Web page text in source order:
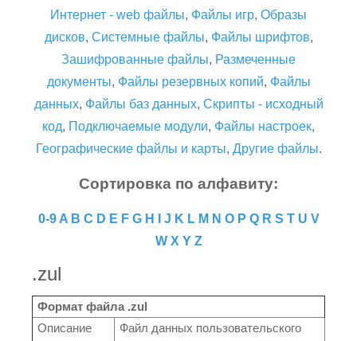
Интернет - web файлы, Файлы игр, Образы
дисков, Системные файлы, Файлы шрифтов,
Зашифрованные файлы, Размеченные
документы, Файлы резервных копий, Файлы
данных, Файлы баз данных, Скрипты - исходный
код, Подключаемые модули, Файлы настроек,
Географические файлы и карты, Другие файлы.
Сортировка по алфавиту:
0-9 A B C D E F G H J K L M N O P Q R S T U V
W X Y Z
.zul
Формат файла .zul
Описание
Файл данных пользовательского